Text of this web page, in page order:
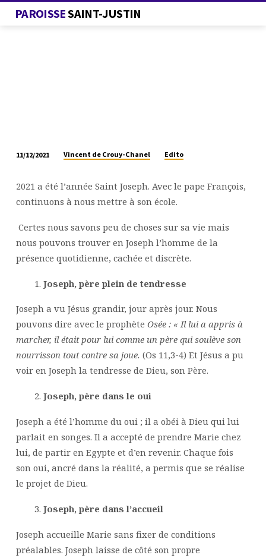
PAROISSESAINT-JUSTIN
L’ÉCOLE
DE
SAINT
JOSEPH
11/12/2021 Vincent de Crouy-Chanel Edito
2021 a été l’année Saint Joseph. Avec le pape François,
continuons à nous mettre à son école.
Certes nous savons peu de choses sur sa vie mais
nous pouvons trouver en Joseph l’homme de la
présence quotidienne, cachée et discrète.
Joseph, père plein de tendresse
Joseph a vu Jésus grandir, jour après jour. Nous
pouvons dire avec le prophète Osée : « Il lui a appris à
marcher, il était pour lui comme un père qui soulève son
nourrisson tout contre sa joue. (Os 11,3-4) Et Jésus a pu
voir en Joseph la tendresse de Dieu, son Père.
Joseph, père dans le oui
Joseph a été l’homme du oui ; il a obéi à Dieu qui lui
parlait en songes. Il a accepté de prendre Marie chez
lui, de partir en Egypte et d’en revenir. Chaque fois
son oui, ancré dans la réalité, a permis que se réalise
le projet de Dieu.
Joseph, père dans l’accueil
Joseph accueille Marie sans fixer de conditions
préalables. Joseph laisse de côté son propre